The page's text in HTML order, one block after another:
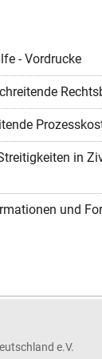
- Vordrucke
in
und
e.V.